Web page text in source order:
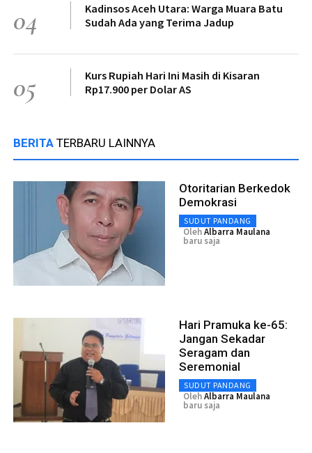
04
Kadinsos Aceh Utara: Warga Muara Batu
Sudah Ada yang Terima Jadup
05
Kurs Rupiah Hari Ini Masih di Kisaran
Rp17.900 per Dolar AS
BERITA TERBARU LAINNYA
Otoritarian Berkedok
Demokrasi
SUDUT PANDANG
OlehAlbarra Maulana
baru saja
Hari Pramuka ke-65:
Jangan Sekadar
Seragam dan
Seremonial
SUDUT PANDANG
OlehAlbarra Maulana
baru saja